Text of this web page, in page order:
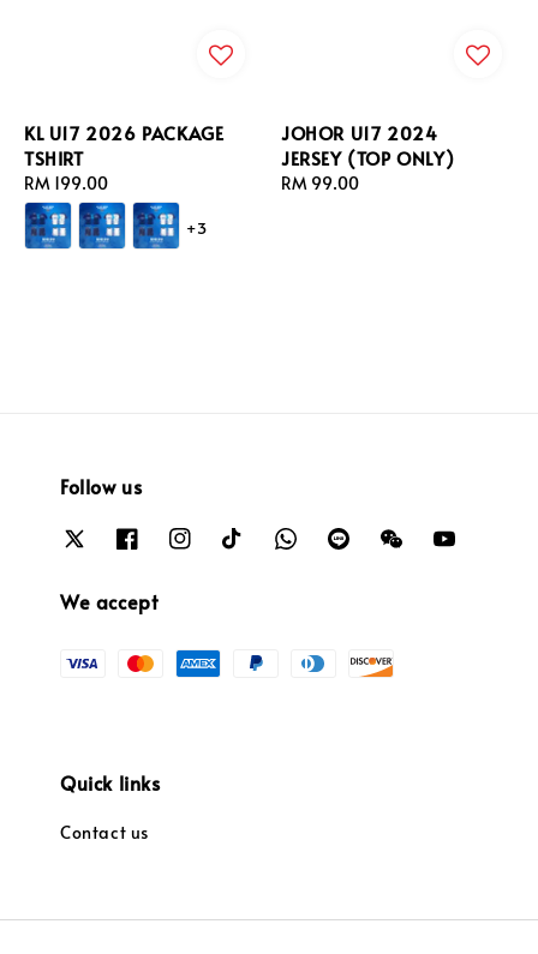
KL U17 2026 PACKAGE
TSHIRT
Regular
price
RM 199.00
+3
JOHOR U17 2024
JERSEY (TOP ONLY)
Regular
RM 99.00
Follow us
We accept
Quick links
Contact us